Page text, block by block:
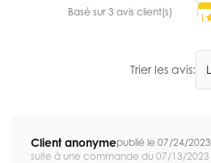
Basé sur 3 avis client(s) 1
Trier les avis:
Client anonymepublié le 07/24/2023
suite à une commande du 07/13/2023